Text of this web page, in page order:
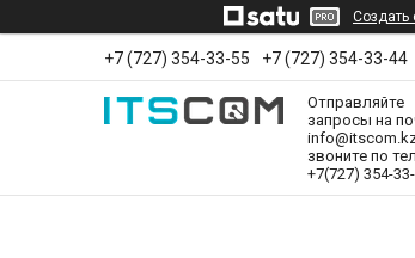
Создать
+7 (727) 354-33-55 +7 (727) 354-33-44
Отправляйте
запросы на
звоните по
+7(727) 354-